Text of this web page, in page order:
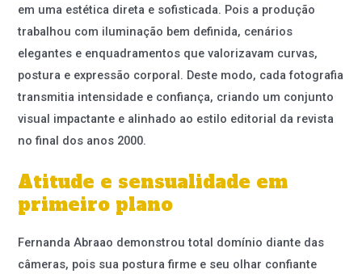
em uma estética direta e sofisticada. Pois a produção
trabalhou com iluminação bem definida, cenários
elegantes e enquadramentos que valorizavam curvas,
postura e expressão corporal. Deste modo, cada fotografia
transmitia intensidade e confiança, criando um conjunto
visual impactante e alinhado ao estilo editorial da revista
no final dos anos 2000.
Atitude e sensualidade em
primeiro plano
Fernanda Abraao demonstrou total domínio diante das
câmeras, pois sua postura firme e seu olhar confiante